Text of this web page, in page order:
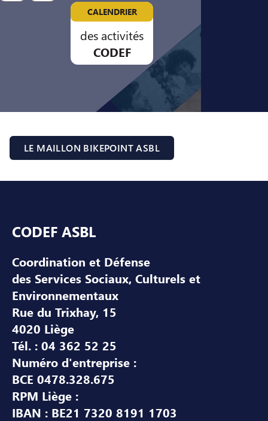
CALENDRIER
des activités
CODEF
LE MAILLON BIKEPOINT ASBL
CODEF ASBL
Coordination et Défense
des Services Sociaux, Culturels et
Environnementaux
Rue du Trixhay, 15
4020 Liège
Tél. : 04 362 52 25
Numéro d'entreprise :
BCE 0478.328.675
RPM Liège :
IBAN : BE21 7320 8191 1703